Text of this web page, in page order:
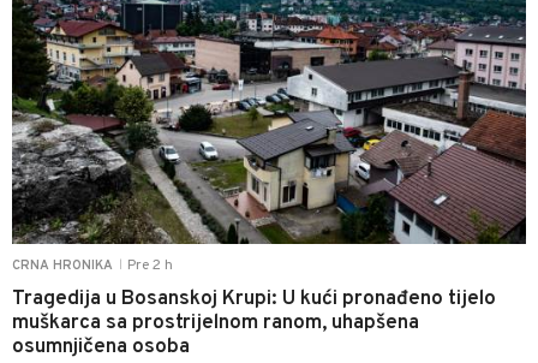
CRNA HRONIKA Pre 2 h
Tragedija u Bosanskoj Krupi: U kući pronađeno tijelo
muškarca sa prostrijelnom ranom, uhapšena
osumnjičena osoba